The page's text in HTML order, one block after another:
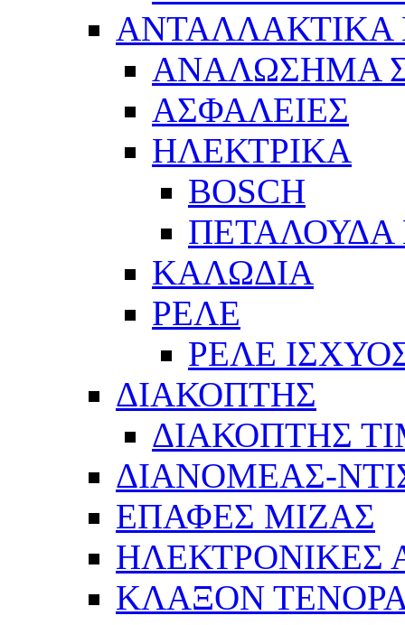
ΑΝΤΑΛΛΑΚΤΙΚΑ
ΑΝΑΛΩΣΗΜΑ
ΑΣΦΑΛΕΙΕΣ
ΗΛΕΚΤΡΙΚΑ
BOSCH
ΠΕΤΑΛΟΥΔΑ
ΚΑΛΩΔΙΑ
ΡΕΛΕ
ΡΕΛΕ
ΔΙΑΚΟΠΤΗΣ
ΔΙΑΚΟΠΤΗΣ
ΔΙΑΝΟΜΕΑΣ-
ΕΠΑΦΕΣ ΜΙΖΑΣ
ΗΛΕΚΤΡΟΝΙΚΕΣ
ΚΛΑΞΟΝ